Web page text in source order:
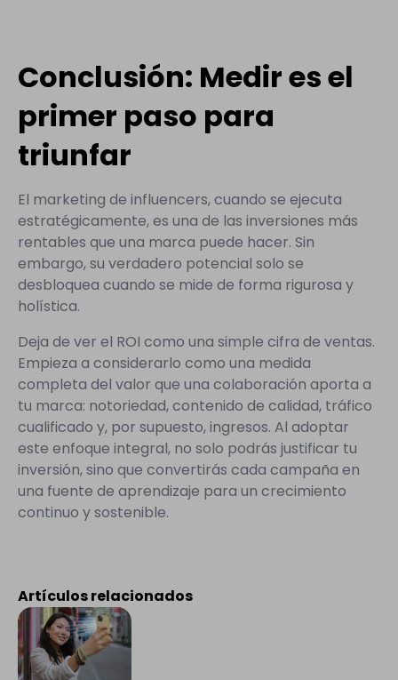
Conclusión: Medir es el
primer paso para
triunfar
El marketing de influencers, cuando se ejecuta
estratégicamente, es una de las inversiones más
rentables que una marca puede hacer. Sin
embargo, su verdadero potencial solo se
desbloquea cuando se mide de forma rigurosa y
holística.
Deja de ver el ROI como una simple cifra de ventas.
Empieza a considerarlo como una medida
completa del valor que una colaboración aporta a
tu marca: notoriedad, contenido de calidad, tráfico
cualificado y, por supuesto, ingresos. Al adoptar
este enfoque integral, no solo podrás justificar tu
inversión, sino que convertirás cada campaña en
una fuente de aprendizaje para un crecimiento
continuo y sostenible.
Artículos relacionados